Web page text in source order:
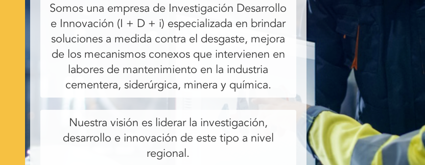
Somos una empresa de Investigación Desarrollo
e Innovación (I + D + i) especializada en brindar
soluciones a medida contra el desgaste, mejora
de los mecanismos conexos que intervienen en
labores de mantenimiento en la industria
cementera, siderúrgica, minera y química.
Nuestra visión es liderar la investigación,
desarrollo e innovación de este tipo a nivel
regional.